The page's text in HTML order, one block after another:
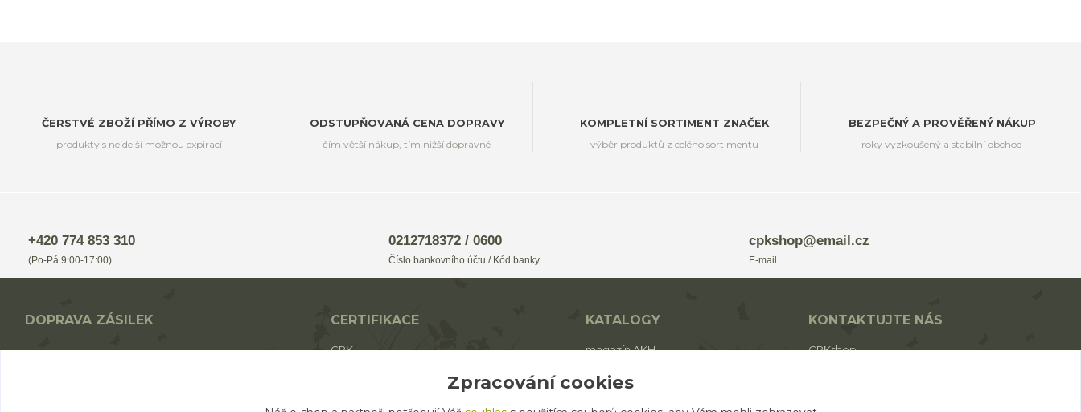
ČERSTVÉ ZBOŽÍ PŘÍMO Z VÝROBY
produkty s nejdelší možnou expirací
ODSTUPŇOVANÁ CENA DOPRAVY
čím větší nákup, tím nižší dopravné
KOMPLETNÍ SORTIMENT ZNAČEK
výběr produktů z celého sortimentu
BEZPEČNÝ A PROVĚŘENÝ NÁKUP
roky vyzkoušený a stabilní obchod
+420 774 853 310
(Po-Pá 9:00-17:00)
0212718372 / 0600
Číslo bankovního účtu / Kód banky
cpkshop@email.cz
E-mail
DOPRAVA ZÁSILEK CERTIFIKACE
CPK
BIO produkt ECO zemědělství
KATALOGY
magazín AKH
katalog AKH
KONTAKTUJTE NÁS
CPKshop
Zpracování cookies